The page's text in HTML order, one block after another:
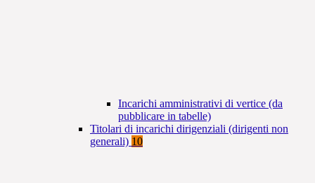
Incarichi amministrativi di vertice (da
pubblicare in tabelle)
Titolari di incarichi dirigenziali (dirigenti non
generali) 10